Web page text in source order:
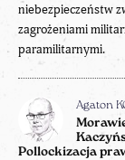
niebezpieczeństw
zagrożeniami
paramilitarnymi.
Agaton
Pollockizacja